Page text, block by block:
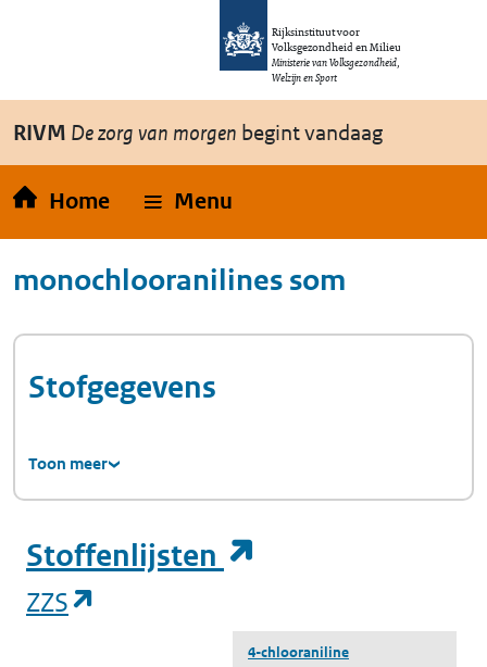
Overslaan en naar de inhoud gaan
Rijksinstituut voor
Volksgezondheid en Milieu
Ministerie van Volksgezondheid,
Welzijn en Sport
RIVM De zorg van morgen begint vandaag
Home Menu
monochlooranilines som
Stofgegevens
Toon meer
Stoffenlijsten
ZZS
4-chlooraniline